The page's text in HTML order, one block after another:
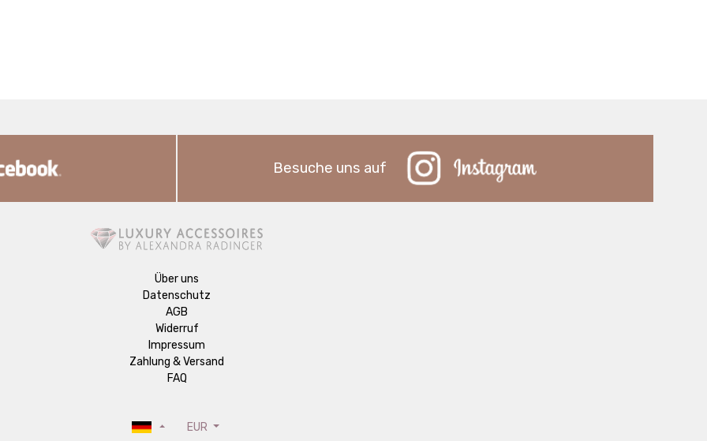
Besuche uns auf
Über uns
Datenschutz
AGB
Widerruf
Impressum
Zahlung & Versand
FAQ
EUR